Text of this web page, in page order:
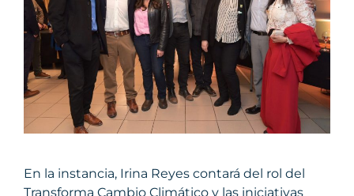
En la instancia, Irina Reyes contará del rol del
Transforma Cambio Climático y las iniciativas